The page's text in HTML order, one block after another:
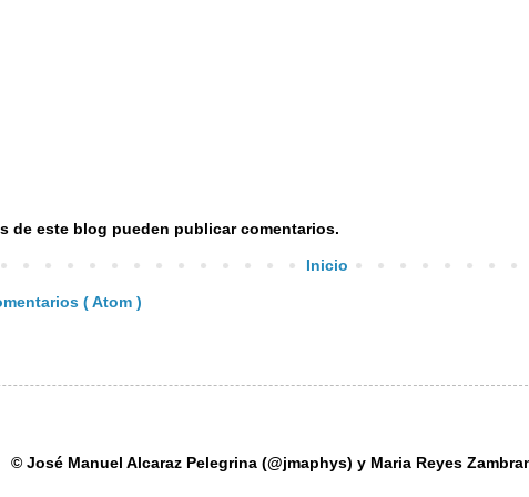
de este blog pueden publicar comentarios.
Inicio
( Atom )
© José Manuel Alcaraz Pelegrina (@jmaphys) y Maria Reyes